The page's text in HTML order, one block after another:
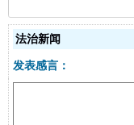
法治新闻
发表感言：